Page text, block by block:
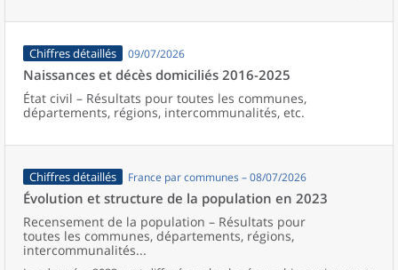
Chiffres détaillés 09/07/2026
Naissances et décès domiciliés 2016-2025
État civil – Résultats pour toutes les communes,
départements, régions, intercommunalités, etc.
Chiffres détaillés France par communes – 08/07/2026
Évolution et structure de la population en 2023
Recensement de la population – Résultats pour
toutes les communes, départements, régions,
intercommunalités...